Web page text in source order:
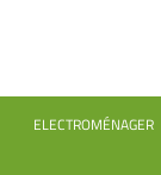
ELECTROMÉNAGER